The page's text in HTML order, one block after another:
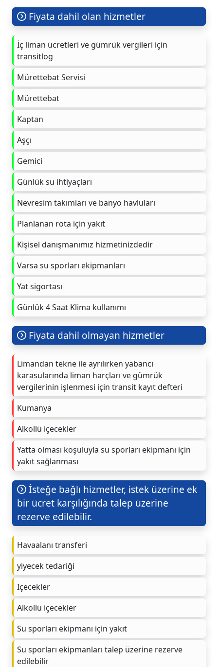
Fiyata dahil olan hizmetler
İç liman ücretleri ve gümrük vergileri için
transitlog
Mürettebat Servisi
Mürettebat
Kaptan
Aşçı
Gemici
Günlük su ihtiyaçları
Nevresim takımları ve banyo havluları
Planlanan rota için yakıt
Kişisel danışmanımız hizmetinizdedir
Varsa su sporları ekipmanları
Yat sigortası
Günlük 4 Saat Klima kullanımı
Fiyata dahil olmayan hizmetler
Limandan tekne ile ayrılırken yabancı
karasularında liman harçları ve gümrük
vergilerinin işlenmesi için transit kayıt defteri
Kumanya
Alkollü içecekler
Yatta olması koşuluyla su sporları ekipmanı için
yakıt sağlanması
İsteğe bağlı hizmetler, istek üzerine ek
bir ücret karşılığında talep üzerine
rezerve edilebilir.
Havaalanı transferi
yiyecek tedariği
Içecekler
Alkollü içecekler
Su sporları ekipmanı için yakıt
Su sporları ekipmanları talep üzerine rezerve
edilebilir